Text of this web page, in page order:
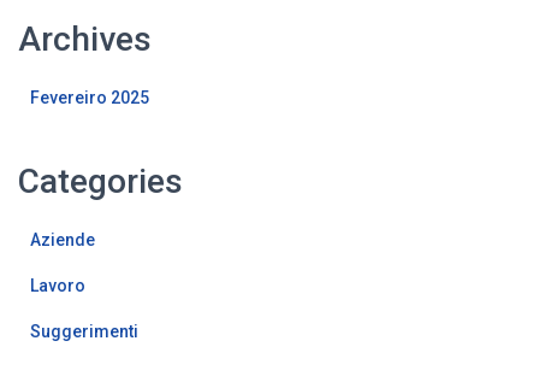
Archives
Fevereiro 2025
Categories
Aziende
Lavoro
Suggerimenti